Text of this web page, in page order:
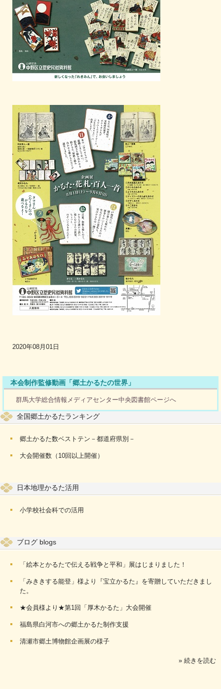
2020年08月01日
本会制作監修動画「郷土かるたの世界」
群馬大学総合情報メディアセンター中央図書館ページへ
全国郷土かるたランキング
郷土かるた数ベストテン－都道府県別－
大会開催数（10回以上開催）
日本地理かるた活用
小学校社会科での活用
ブログ blogs
「絵本とかるたで伝える戦争と平和」展はじまりました！
「みききする能登」様より『宝立かるた』を寄贈していただきまし
た。
★会員様より★第1回「厚木かるた」大会開催
福島県白河市への郷土かるた制作支援
清瀬市郷土博物館企画展の様子
» 続きを読む